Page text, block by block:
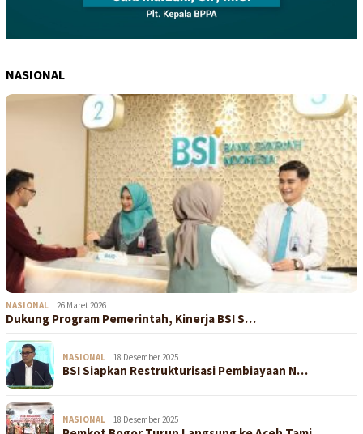
NASIONAL
NASIONAL 26 Maret 2026
Dukung Program Pemerintah, Kinerja BSI S…
NASIONAL 18 Desember 2025
BSI Siapkan Restrukturisasi Pembiayaan N…
NASIONAL 18 Desember 2025